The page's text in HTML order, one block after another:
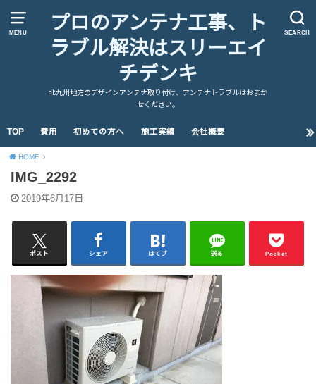
MENU SEARCH
プロのアンテナ工事、ト
ラブル解決はスリーエイ
チデンキ
北九州地方のデザインアンテナ取り付け、アンテナトラブルはおまか
せください。
TOP 費用 初めての方へ 施工実績 会社概要
HOME
IMG_2292
2019年6月17日
ポスト シェア はてブ 送る Pocket